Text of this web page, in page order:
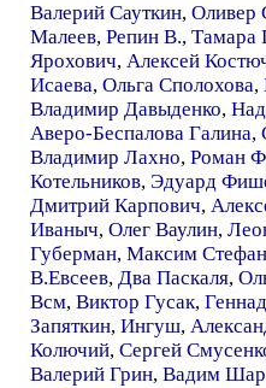
Валерий Сауткин, Оливер
Малеев, Репин В., Тамара
Ярохович, Алексей
Исаева, Ольга Сполохова,
Владимир Давыденко,
Аверо-Беспалова Галина,
Владимир Лахно, Роман
Котельников, Эдуард
Дмитрий Карпович,
Иваныч, Олег Ваулин,
Губерман, Максим
В.Евсеев, Два Паскаля,
Всм, Виктор Гусак,
Запяткин, Ингуш,
Колючий, Сергей
Валерий Грин, Вадим